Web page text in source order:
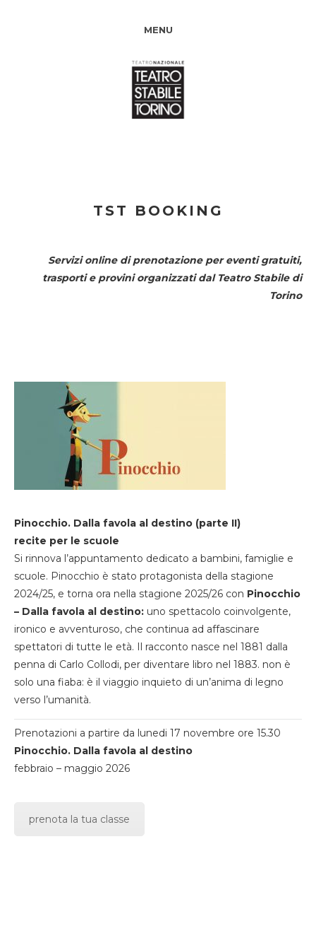
MENU
TST BOOKING
Servizi online di prenotazione per eventi gratuiti,
trasporti e provini organizzati dal Teatro Stabile di
Torino
Pinocchio. Dalla favola al destino (parte II)
recite per le scuole
Si rinnova l’appuntamento dedicato a bambini, famiglie e
scuole. Pinocchio è stato protagonista della stagione
2024/25, e torna ora nella stagione 2025/26 con Pinocchio
– Dalla favola al destino: uno spettacolo coinvolgente,
ironico e avventuroso, che continua ad affascinare
spettatori di tutte le età. Il racconto nasce nel 1881 dalla
penna di Carlo Collodi, per diventare libro nel 1883. non è
solo una fiaba: è il viaggio inquieto di un’anima di legno
verso l’umanità.
Prenotazioni a partire da lunedi 17 novembre ore 15.30
Pinocchio. Dalla favola al destino
febbraio – maggio 2026
prenota la tua classe